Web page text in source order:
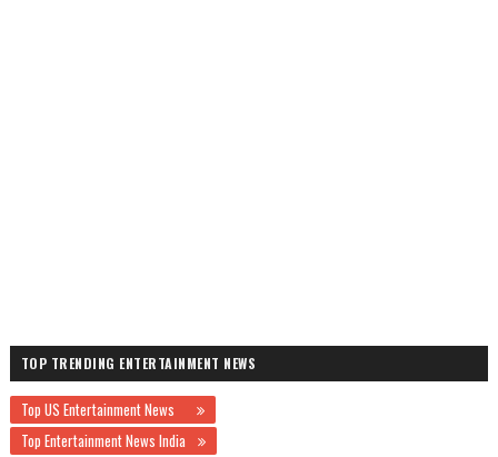
TOP TRENDING ENTERTAINMENT NEWS
Top US Entertainment News
Top Entertainment News India